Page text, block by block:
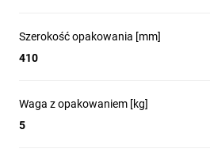
Szerokość opakowania [mm]
410
Waga z opakowaniem [kg]
5